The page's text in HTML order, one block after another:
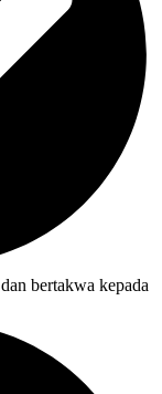
bertakwa kepada